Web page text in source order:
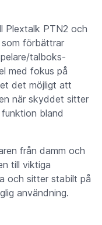
Plextalk PTN2 och
förbättrar
talboks­
med fokus på
det möjligt att
när skyddet sitter
bland
från damm och
till viktiga
och sitter stabilt på
användning.